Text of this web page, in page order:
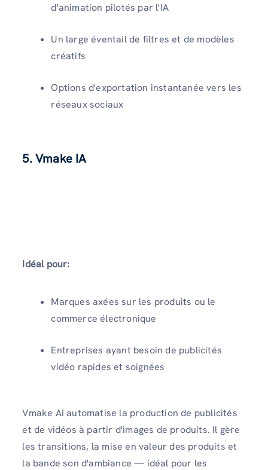
d'animation pilotés par l'IA
Un large éventail de filtres et de modèles
créatifs
Options d'exportation instantanée vers les
réseaux sociaux
5. Vmake IA
Idéal pour:
Marques axées sur les produits ou le
commerce électronique
Entreprises ayant besoin de publicités
vidéo rapides et soignées
Vmake AI automatise la production de publicités
et de vidéos à partir d'images de produits. Il gère
les transitions, la mise en valeur des produits et
la bande son d'ambiance — idéal pour les